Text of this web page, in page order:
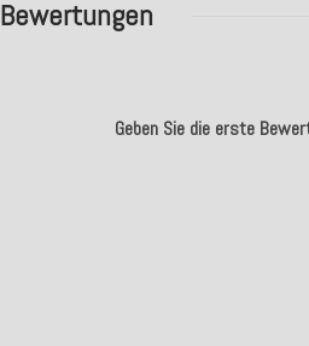
Bewertungen
Geben Sie die erste